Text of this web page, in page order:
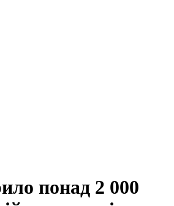
понад 2 000